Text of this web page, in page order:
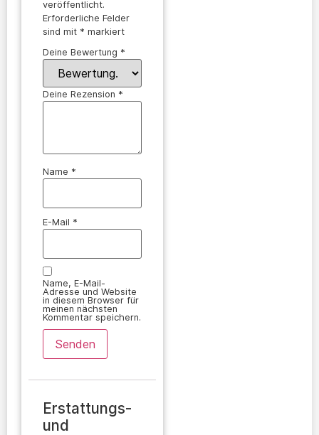
veröffentlicht.
Erforderliche Felder
sind mit * markiert
Deine Bewertung *
Deine Rezension *
Name *
E-Mail *
Name, E-Mail-
Adresse und Website
in diesem Browser für
meinen nächsten
Kommentar speichern.
Erstattungs-
und